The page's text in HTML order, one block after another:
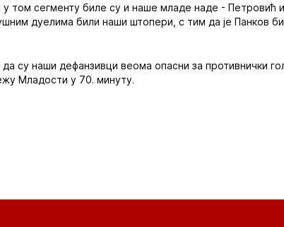
том сегменту биле су и наше младе наде - Петровић
дуелима били наши штопери, с тим да је Панков
су наши дефанзивци веома опасни за противнички
Младости у 70. минуту.